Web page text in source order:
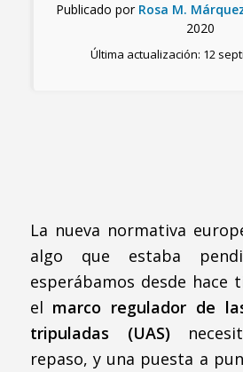
Publicado por Rosa M.
2020
Última actualización: 12
La nueva normativa
algo que estaba
esperábamos desde hace
el marco regulador de
tripuladas (UAS)
repaso, y una puesta a